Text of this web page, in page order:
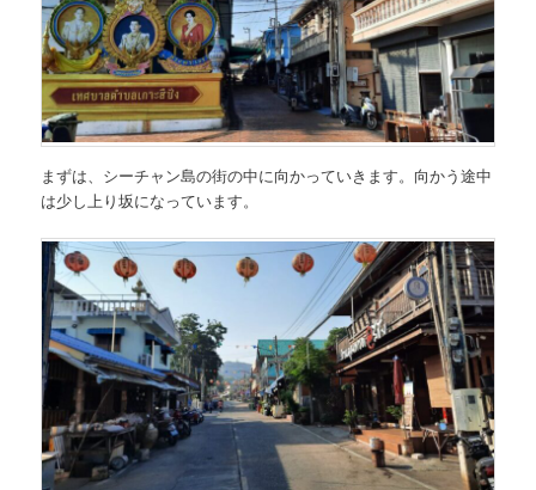
まずは、シーチャン島の街の中に向かっていきます。向かう途中
は少し上り坂になっています。